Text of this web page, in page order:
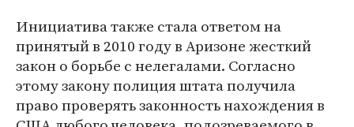
Инициатива также стала ответом на
принятый в 2010 году в Аризоне жесткий
закон о борьбе с нелегалами. Согласно
этому закону полиция штата получила
право проверять законность нахождения в